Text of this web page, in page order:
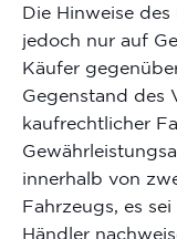
Die Hinweise
jedoch nur auf
Käufer
Gegenstand des
kaufrechtlicher
innerhalb von
Fahrzeugs, es
Händler